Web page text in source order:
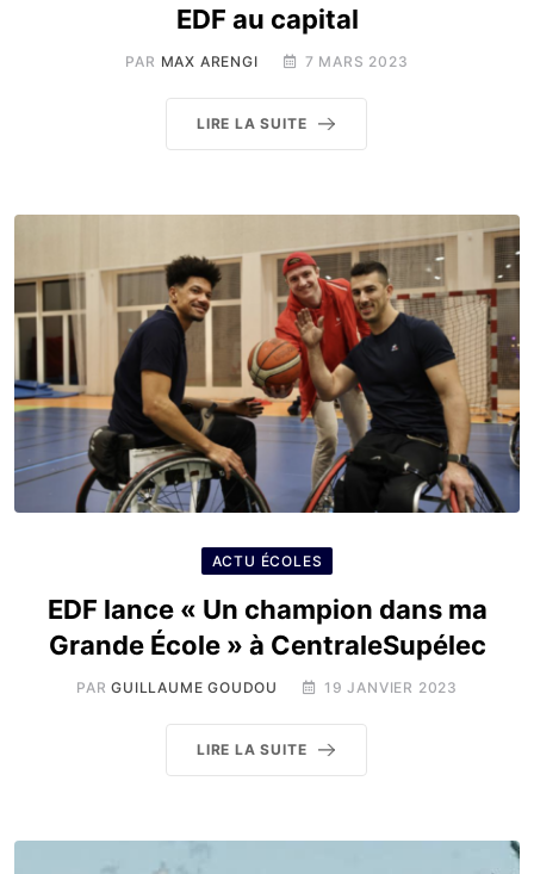
EDF au capital
PAR MAX ARENGI 7 MARS 2023
LIRE LA SUITE
ACTU ÉCOLES
EDF lance « Un champion dans ma
Grande École » à CentraleSupélec
PARGUILLAUME GOUDOU 19 JANVIER 2023
LIRE LA SUITE